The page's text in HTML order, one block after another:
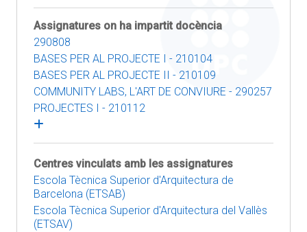
Assignatures on ha impartit docència
290808
BASES PER AL PROJECTE I - 210104
BASES PER AL PROJECTE II - 210109
COMMUNITY LABS, L'ART DE CONVIURE - 290257
PROJECTES I - 210112
Centres vinculats amb les assignatures
Escola Tècnica Superior d'Arquitectura de
Barcelona (ETSAB)
Escola Tècnica Superior d'Arquitectura del Vallès
(ETSAV)